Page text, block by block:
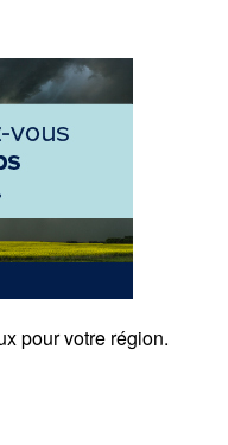
pour votre région.